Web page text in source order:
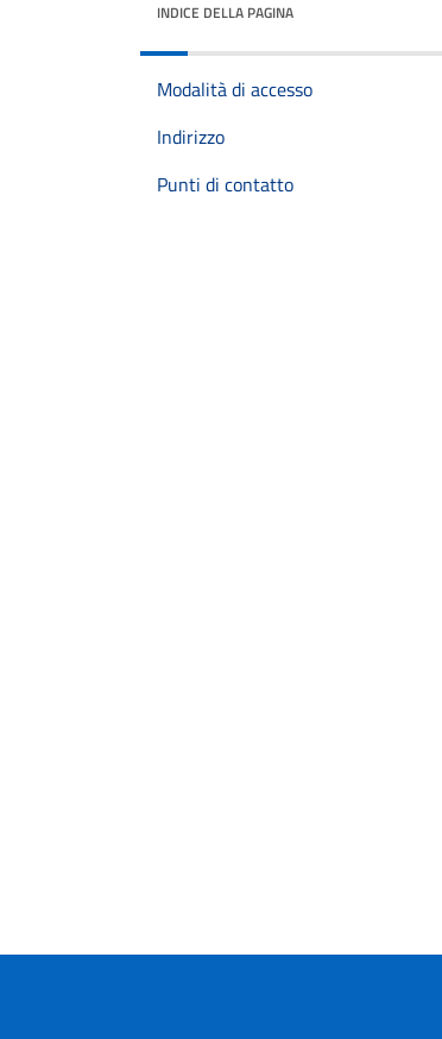
INDICE DELLA PAGINA
Modalità di accesso
Indirizzo
Punti di contatto